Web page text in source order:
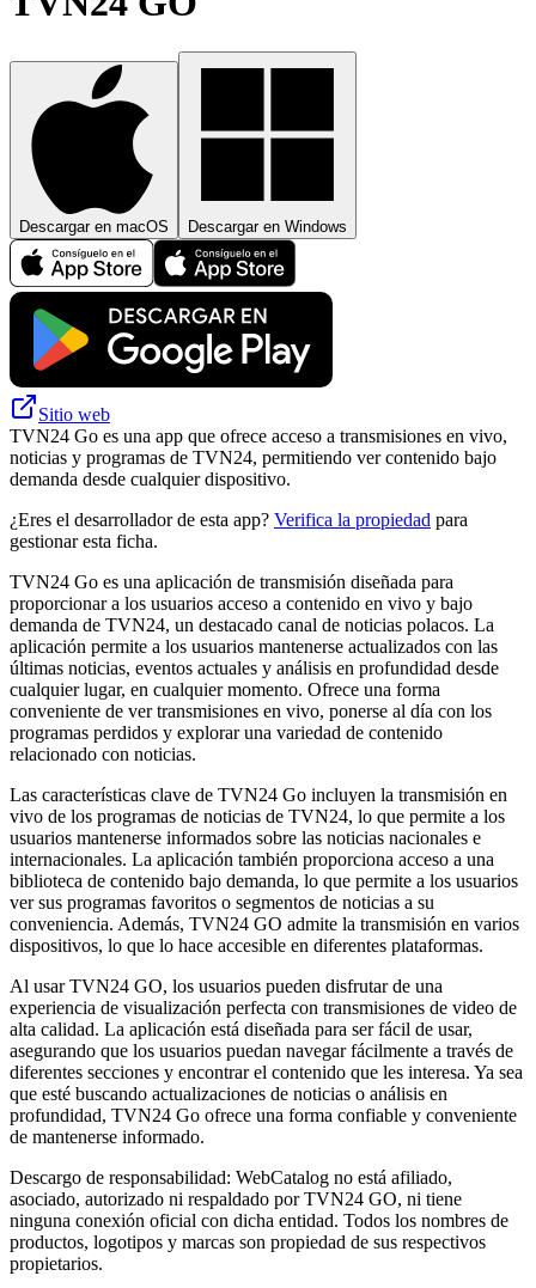
Descargar en macOS Descargar en Windows
Sitio web
TVN24 Go es una app que ofrece acceso a transmisiones en vivo,
noticias y programas de TVN24, permitiendo ver contenido bajo
demanda desde cualquier dispositivo.
¿Eres el desarrollador de esta app? Verifica la propiedad para
gestionar esta ficha.
TVN24 Go es una aplicación de transmisión diseñada para
proporcionar a los usuarios acceso a contenido en vivo y bajo
demanda de TVN24, un destacado canal de noticias polacos. La
aplicación permite a los usuarios mantenerse actualizados con las
últimas noticias, eventos actuales y análisis en profundidad desde
cualquier lugar, en cualquier momento. Ofrece una forma
conveniente de ver transmisiones en vivo, ponerse al día con los
programas perdidos y explorar una variedad de contenido
relacionado con noticias.
Las características clave de TVN24 Go incluyen la transmisión en
vivo de los programas de noticias de TVN24, lo que permite a los
usuarios mantenerse informados sobre las noticias nacionales e
internacionales. La aplicación también proporciona acceso a una
biblioteca de contenido bajo demanda, lo que permite a los usuarios
ver sus programas favoritos o segmentos de noticias a su
conveniencia. Además, TVN24 GO admite la transmisión en varios
dispositivos, lo que lo hace accesible en diferentes plataformas.
Al usar TVN24 GO, los usuarios pueden disfrutar de una
experiencia de visualización perfecta con transmisiones de video de
alta calidad. La aplicación está diseñada para ser fácil de usar,
asegurando que los usuarios puedan navegar fácilmente a través de
diferentes secciones y encontrar el contenido que les interesa. Ya sea
que esté buscando actualizaciones de noticias o análisis en
profundidad, TVN24 Go ofrece una forma confiable y conveniente
de mantenerse informado.
Descargo de responsabilidad: WebCatalog no está afiliado,
asociado, autorizado ni respaldado por TVN24 GO, ni tiene
ninguna conexión oficial con dicha entidad. Todos los nombres de
productos, logotipos y marcas son propiedad de sus respectivos
propietarios.